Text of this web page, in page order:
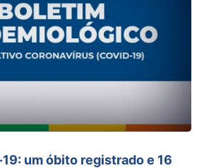
um óbito registrado e 16